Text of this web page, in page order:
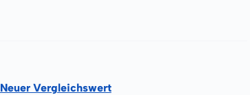
Neuer Vergleichswert